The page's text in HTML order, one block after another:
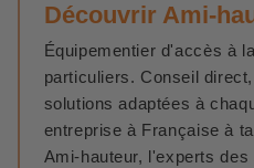
Découvrir Ami-
Équipementier d'accès à
particuliers. Conseil
solutions adaptées à
entreprise à Française à
Ami-hauteur, l'experts